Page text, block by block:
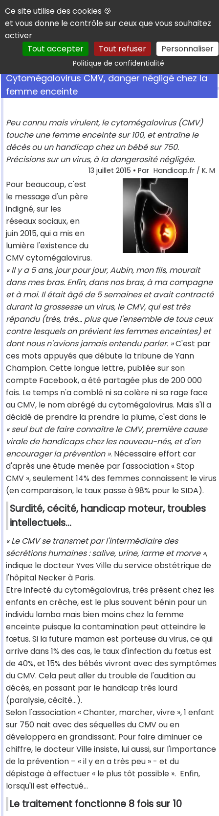
Panneau de gestion des cookies
Ce site utilise des cookies 🍪
et vous donne le contrôle sur ceux que vous souhaitez
activer
Tout accepter
Tout refuser Personnaliser
Politique de confidentialitéRechercher
Cytomégalovirus CMV, danger négligé chez la
femme enceinte
Peu connu mais virulent, le cytomégalovirus (CMV)
touche une femme enceinte sur 100, et entraîne le
décès ou un handicap chez un bébé sur 750.
Précisions sur un virus, à la dangerosité négligée.
13 juillet 2015 • Par Handicap.fr / K. M
Pour beaucoup, c'est
le message d'un père
indigné, sur les
réseaux sociaux, en
juin 2015, qui a mis en
lumière l'existence du
CMV cytomégalovirus.
« Il y a 5 ans, jour pour jour, Aubin, mon fils, mourait
dans mes bras. Enfin, dans nos bras, à ma compagne
et à moi. Il était âgé de 5 semaines et avait contracté
durant la grossesse un virus, le CMV, qui est très
répandu (très, très... plus que l'ensemble de tous ceux
contre lesquels on prévient les femmes enceintes) et
dont nous n'avions jamais entendu parler. »C'est par
ces mots appuyés que débute la tribune de Yann
Champion. Cette longue lettre, publiée sur son
compte Facebook, a été partagée plus de 200 000
fois. Le temps n'a comblé ni sa colère ni sa rage face
au CMV, le nom abrégé du cytomégalovirus. Mais s'il a
décidé de prendre la prendre la plume, c'est dans le
« seul but de faire connaître le CMV, première cause
virale de handicaps chez les nouveau-nés, et d'en
encourager la prévention ». Nécessaire effort car
d'après une étude menée par l'association « Stop
CMV », seulement 14% des femmes connaissent le virus
(en comparaison, le taux passe à 98% pour le SIDA).
Surdité, cécité, handicap moteur, troubles
intellectuels...
« Le CMV se transmet par l'intermédiaire des
sécrétions humaines : salive, urine, larme et morve »,
indique le docteur Yves Ville du service obstétrique de
l'hôpital Necker à Paris.
Etre infecté du cytomégalovirus, très présent chez les
enfants en crèche, est le plus souvent bénin pour un
individu lamba mais bien moins chez la femme
enceinte puisque la contamination peut atteindre le
fœtus. Si la future maman est porteuse du virus, ce qui
arrive dans 1% des cas, le taux d'infection du fœtus est
de 40%, et 15% des bébés vivront avec des symptômes
du CMV. Cela peut aller du trouble de l'audition au
décès, en passant par le handicap très lourd
(paralysie, cécité…).
Selon l'association « Chanter, marcher, vivre », 1 enfant
sur 750 nait avec des séquelles du CMV ou en
développera en grandissant. Pour faire diminuer ce
chiffre, le docteur Ville insiste, lui aussi, sur l'importance
de la prévention – « il y en a très peu » - et du
dépistage à effectuer « le plus tôt possible ». Enfin,
lorsqu'il est effectué…
Le traitement fonctionne 8 fois sur 10